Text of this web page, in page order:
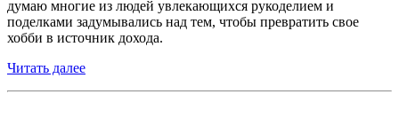
думаю многие из людей увлекающихся рукоделием и
поделками задумывались над тем, чтобы превратить свое
хобби в источник дохода.
Читать далее